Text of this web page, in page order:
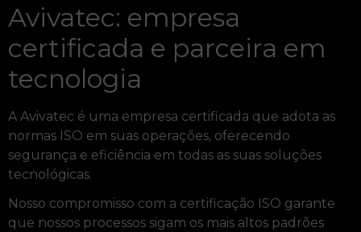
Avivatec: empresa
certificada e parceira em
tecnologia
A Avivatec é uma empresa certificada que adota as
normas ISO em suas operações, oferecendo
segurança e eficiência em todas as suas soluções
tecnológicas.
Nosso compromisso com a certificação ISO garante
que nossos processos sigam os mais altos padrões